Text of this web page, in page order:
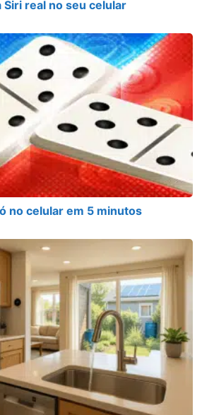
Siri real no seu celular
no celular em 5 minutos